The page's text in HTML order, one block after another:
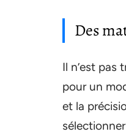
Des
Il n’est pas
pour un
et la